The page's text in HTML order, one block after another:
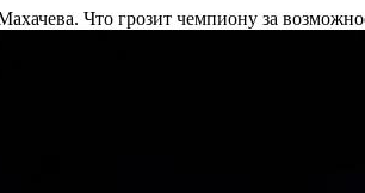
Что грозит чемпиону за